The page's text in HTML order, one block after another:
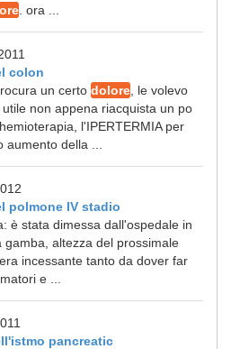
. ora ...
colon
un certo dolore , le volevo
non appena riacquista un po
l'IPERTERMIA per
della ...
polmone IV stadio
è stata dimessa dall'ospedale in
gamba, altezza del prossimale
incessante tanto da dover far
e ...
pancreatic